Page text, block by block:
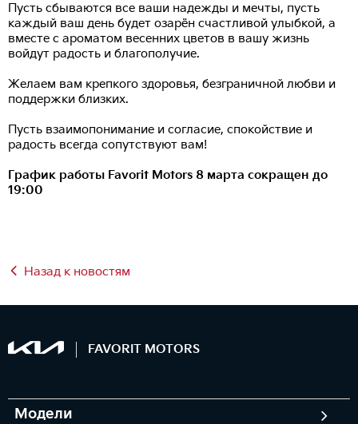
Пусть сбываются все ваши надежды и мечты, пусть
каждый ваш день будет озарён счастливой улыбкой, а
вместе с ароматом весенних цветов в вашу жизнь
войдут радость и благополучие.
Желаем вам крепкого здоровья, безграничной любви и
поддержки близких.
Пусть взаимопонимание и согласие, спокойствие и
радость всегда сопутствуют вам!
График работы Favorit Motors 8 марта сокращен до
19:00
Назад к новостям
FAVORIT MOTORS
Модели